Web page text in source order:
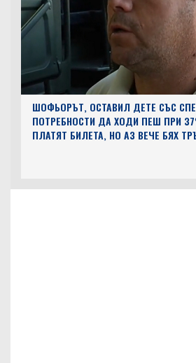
ШОФЬОРЪТ, ОСТАВИЛ ДЕТЕ СЪС
ПОТРЕБНОСТИ ДА ХОДИ ПЕШ ПРИ
ПЛАТЯТ БИЛЕТА, НО АЗ ВЕЧЕ БЯХ